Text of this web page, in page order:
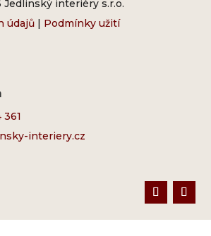
interiéry s.r.o.
údajů | Podmínky užití
interiery.cz